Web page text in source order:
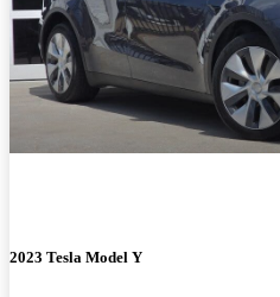
2023 Tesla Model Y